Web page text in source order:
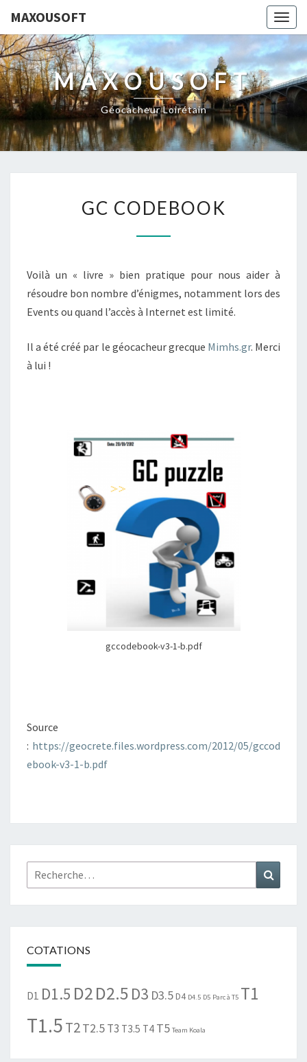
MAXOUSOFT
MAXOUSOFT
Géocacheur Loirétain
CODEBOOK
GC CODEBOOK
Voilà un « livre » bien pratique pour nous aider à
résoudre bon nombre d’énigmes, notamment lors des
Events ou quand l’accès à Internet est limité.
Il a été créé par le géocacheur grecque Mimhs.gr. Merci
à lui !
gccodebook-v3-1-b.pdf
Source
: https://geocrete.files.wordpress.com/2012/05/gccod
ebook-v3-1-b.pdf
Rechercher :
COTATIONS
D1 D1.5 D2D2.5 D3 D3.5 D4 D4.5 D5 Parc à T5 T1
T1.5T2T2.5T3 T3.5 T4 T5 Team Koala